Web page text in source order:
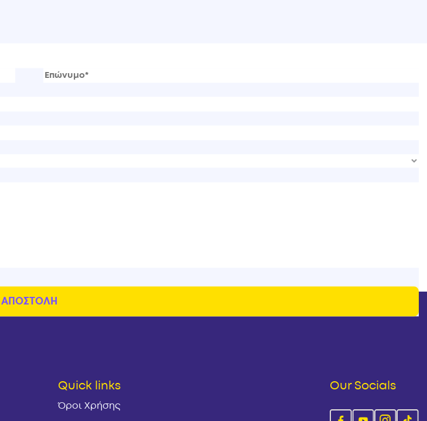
Quick links
Όροι Χρήσης
Our Socials